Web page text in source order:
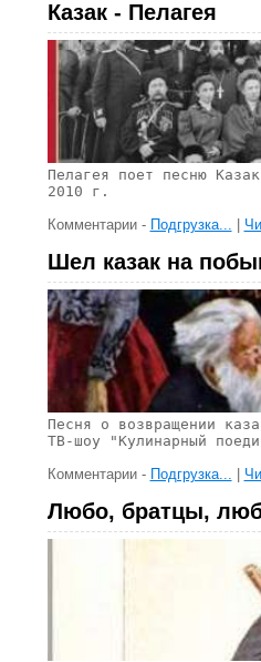
Казак - Пелагея
Пелагея поет песню
2010 г.
Комментарии - Подгрузка...
Шел казак на
Песня о возвращении
ТВ-шоу "Кулинарный
Комментарии - Подгрузка... |
Любо, братцы,